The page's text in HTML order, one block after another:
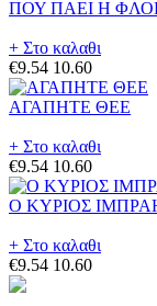
ΠΟΥ ΠΑΕΙ Η
+ Στο καλαθι
€9.54 10.60
ΑΓΑΠΗΤΕ ΘΕΕ
+ Στο καλαθι
€9.54 10.60
Ο ΚΥΡΙΟΣ
+ Στο καλαθι
€9.54 10.60